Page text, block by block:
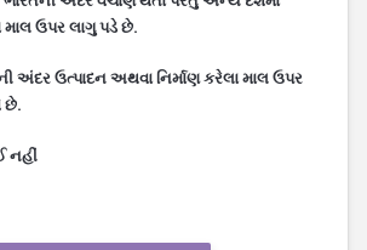
ઉપર લાગુ પડે છે.
અંદર ઉત્પાદન અથવા નિર્માણ કરેલા માલ ઉપર
છે.
નહીં